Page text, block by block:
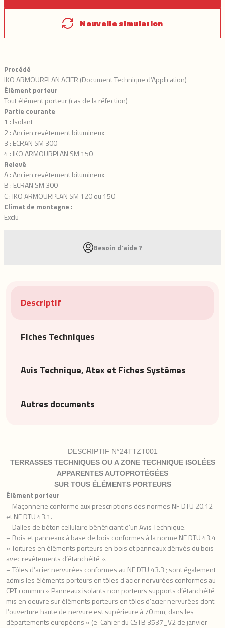
Nouvelle simulation
Procédé
IKO ARMOURPLAN ACIER (Document Technique d’Application)
Élément porteur
Tout élément porteur (cas de la réfection)
Partie courante
1 : Isolant
2 : Ancien revêtement bitumineux
3 : ECRAN SM 300
4 : IKO ARMOURPLAN SM 150
Relevé
A : Ancien revêtement bitumineux
B : ECRAN SM 300
C : IKO ARMOURPLAN SM 120 ou 150
Climat de montagne :
Exclu
Besoin d'aide ?
Descriptif
Fiches Techniques
Avis Technique, Atex et Fiches Systèmes
Autres documents
DESCRIPTIF N°24TTZT001
TERRASSES TECHNIQUES OU A ZONE TECHNIQUE ISOLÉES
APPARENTES AUTOPROTÉGÉES
SUR TOUS ÉLÉMENTSPORTEURS
Élément porteur
– Maçonnerie conforme aux prescriptions des normes NF DTU 20.12
et NF DTU 43.1.
– Dalles de béton cellulaire bénéficiant d’un Avis Technique.
– Bois et panneaux à base de bois conformes à la norme NF DTU 43.4
« Toitures en éléments porteurs en bois et panneaux dérivés du bois
avec revêtements d’étanchéité ».
– Tôles d’acier nervurées conformes au NF DTU 43.3 ; sont également
admis les éléments porteurs en tôles d’acier nervurées conformes au
CPT commun « Panneaux isolants non porteurs supports d’étanchéité
mis en oeuvre sur éléments porteurs en tôles d’acier nervurées dont
l’ouverture haute de nervure est supérieure à 70 mm, dans les
départements européens » (e-Cahier du CSTB 3537_V2 de janvier